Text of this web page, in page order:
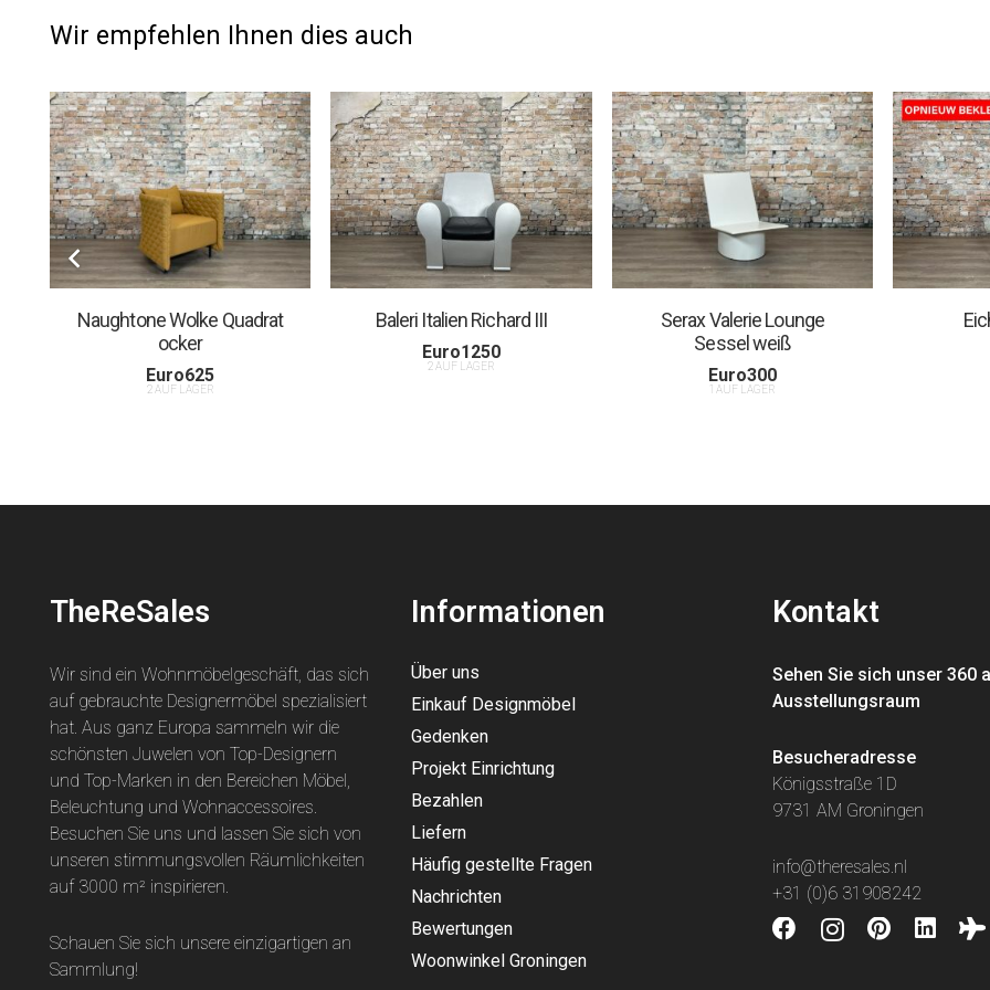
Wir empfehlen Ihnen dies auch
Naughtone Wolke Quadrat
ocker
Euro625
2 AUF LAGER
Baleri Italien Richard III
Euro1250
2 AUF LAGER
Serax Valerie Lounge
Sessel weiß
Euro300
1 AUF LAGER
TheReSales
Wir sind ein Wohnmöbelgeschäft, das sich
auf gebrauchte Designermöbel spezialisiert
hat. Aus ganz Europa sammeln wir die
schönsten Juwelen von Top-Designern
und Top-Marken in den Bereichen Möbel,
Beleuchtung und Wohnaccessoires.
Besuchen Sie uns und lassen Sie sich von
unseren stimmungsvollen Räumlichkeiten
auf 3000 m² inspirieren.
Schauen Sie sich unsere einzigartigen an
Sammlung!
Informationen
Über uns
Einkauf Designmöbel
Gedenken
Projekt Einrichtung
Bezahlen
Liefern
Häufig gestellte Fragen
Nachrichten
Bewertungen
Woonwinkel Groningen
Kontakt
Sehen Sie sich unser 360
Ausstellungsraum
Besucheradresse
Königsstraße 1D
9731 AM Groningen
info@theresales.nl
+31 (0)6 31908242